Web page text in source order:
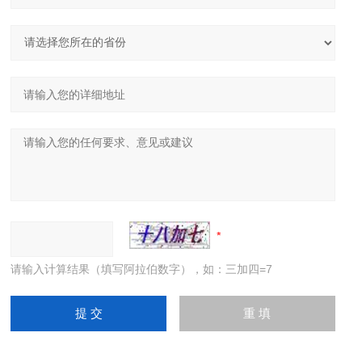
请输入计算结果（填写阿拉伯数字），如：三加四=7